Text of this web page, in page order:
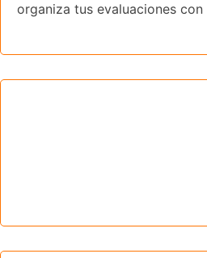
organiza tus evaluaciones